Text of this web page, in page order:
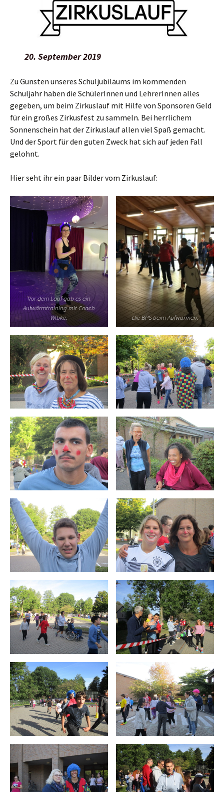
20. September 2019
Zu Gunsten unseres Schuljubiläums im kommenden
Schuljahr haben die SchülerInnen und LehrerInnen alles
gegeben, um beim Zirkuslauf mit Hilfe von Sponsoren Geld
für ein großes Zirkusfest zu sammeln. Bei herrlichem
Sonnenschein hat der Zirkuslauf allen viel Spaß gemacht.
Und der Sport für den guten Zweck hat sich auf jeden Fall
gelohnt.
Hier seht ihr ein paar Bilder vom Zirkuslauf:
Vor dem Lauf gab es ein
Aufwärmtraining mit Coach
Wibke.
Die BPS beim Aufwärmen.